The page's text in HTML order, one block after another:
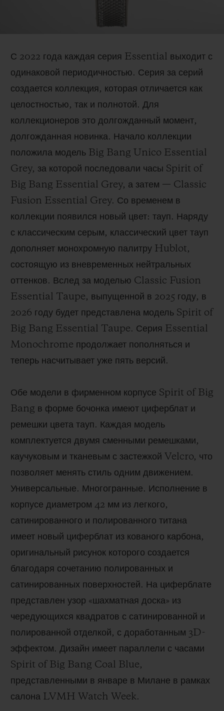
С 2022 года каждая серия Essential выходит с
одинаковой периодичностью. Серия за серий
создается коллекция, которая отличается как
целостностью, так и полнотой. Для
коллекционеров это долгожданный момент,
долгожданная новинка. Начало коллекции
положила модель Big Bang Unico Essential
Grey, за которой последовали часы Spirit of
Big Bang Essential Grey, а затем — Classic
Fusion Essential Grey. Со временем в
коллекции появился новый цвет: тауп. Наряду
с классическим серым, классический цвет тауп
дополняет монохромную палитру Hublot,
состоящую из вневременных нейтральных
оттенков. Вслед за моделью Classic Fusion
Essential Taupe, выпущенной в 2025 году, в
2026 году будет представлена модель Spirit of
Big Bang Essential Taupe. Серия Essential
Monochrome продолжает пополняться и
теперь насчитывает уже пять версий.
Обе модели в фирменном корпусе Spirit of Big
Bang в форме бочонка имеют циферблат и
ремешки цвета тауп. Каждая модель
комплектуется двумя сменными ремешками,
каучуковым и тканевым с застежкой Velcro, что
позволяет менять стиль одним движением.
Универсальные. Многогранные. Исполнение в
корпусе диаметром 42 мм из легкого,
сатинированного и полированного титана
имеет новый циферблат из кованого карбона,
оригинальный рисунок которого создается
благодаря сочетанию полированных и
сатинированных поверхностей. На циферблате
представлен узор «шахматная доска» из
чередующихся квадратов с сатинированной и
полированной отделкой, с доработанным 3D-
эффектом. Дизайн имеет параллели с часами
Spirit of Big Bang Coal Blue,
представленными в январе в Милане в рамках
салона LVMH Watch Week.